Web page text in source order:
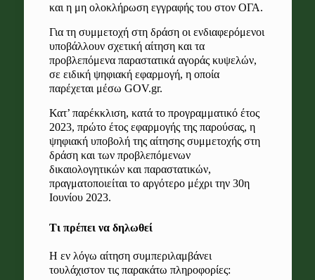
και η μη ολοκλήρωση εγγραφής του στον ΟΓΑ.
Για τη συμμετοχή στη δράση οι ενδιαφερόμενοι
υποβάλλουν σχετική αίτηση και τα
προβλεπόμενα παραστατικά αγοράς κυψελών,
σε ειδική ψηφιακή εφαρμογή, η οποία
παρέχεται μέσω GOV.gr.
Κατ’ παρέκκλιση, κατά το προγραμματικό έτος
2023, πρώτο έτος εφαρμογής της παρούσας, η
ψηφιακή υποβολή της αίτησης συμμετοχής στη
δράση και των προβλεπόμενων
δικαιολογητικών και παραστατικών,
πραγματοποιείται το αργότερο μέχρι την 30η
Ιουνίου 2023.
Τι πρέπει να δηλωθεί
Η εν λόγω αίτηση συμπεριλαμβάνει
τουλάχιστον τις παρακάτω πληροφορίες: